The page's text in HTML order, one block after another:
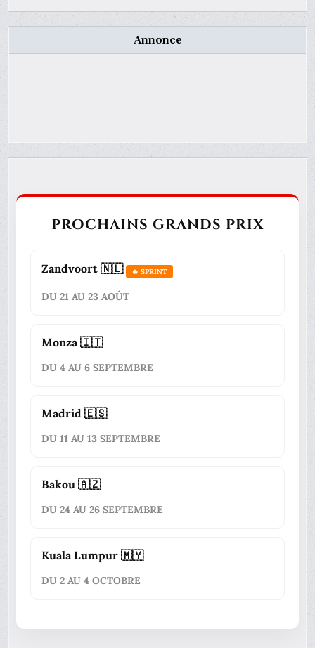
Annonce
PROCHAINS GRANDS PRIX
Zandvoort 🇳🇱 🔥 SPRINT
DU 21 AU 23 AOÛT
Monza 🇮🇹
DU 4 AU 6 SEPTEMBRE
Madrid 🇪🇸
DU 11 AU 13 SEPTEMBRE
Bakou 🇦🇿
DU 24 AU 26 SEPTEMBRE
Kuala Lumpur 🇲🇾
DU 2 AU 4 OCTOBRE